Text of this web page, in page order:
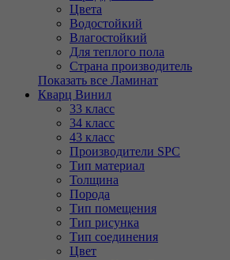
Цвета
Водостойкий
Влагостойкий
Для теплого пола
Страна производитель
Показать все Ламинат
Кварц Винил
33 класс
34 класс
43 класс
Производители SPC
Тип материал
Толщина
Порода
Тип помещения
Тип рисунка
Тип соединения
Цвет